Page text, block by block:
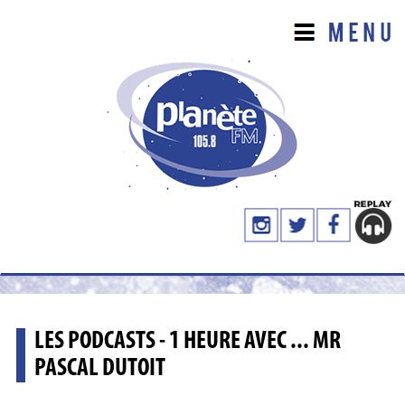
LES PODCASTS - 1 HEURE AVEC ... MR
PASCAL DUTOIT